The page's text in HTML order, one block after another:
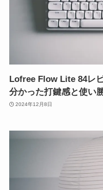
Lofree Flow Lite 84レ
分かった打鍵感と使い
2024年12月8日